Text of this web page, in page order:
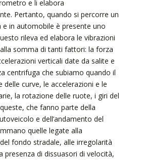
e li elabora
Pertanto, quando si percorre un
in automobile è presente uno
rileva ed elabora le vibrazioni
somma di tanti fattori: la forza
verticali date da salite e
centrifuga che subiamo quando il
delle curve, le accelerazioni e le
la rotazione delle ruote, i giri del
che fanno parte della
e dell’andamento del
quelle legate alla
fondo stradale, alle irregolarità
presenza di dissuasori di velocità,